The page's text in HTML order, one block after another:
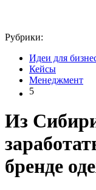
Рубрики:
Идеи для
Кейсы
Менеджмент
5
Из
бренде